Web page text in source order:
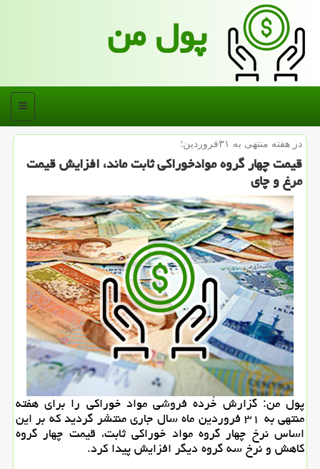
پول من
منو
در هفته منتهی به ۳۱فروردین؛
قیمت چهار گروه موادخوراكی ثابت ماند، افزایش قیمت
مرغ و چای
پول من: گزارش خُرده فروشی مواد خوراكی را برای هفته
منتهی به ۳۱ فروردین ماه سال جاری منتشر گردید كه بر این
اساس نرخ چهار گروه مواد خوراكی ثابت، قیمت چهار گروه
كاهش و نرخ سه گروه دیگر افزایش پیدا كرد.